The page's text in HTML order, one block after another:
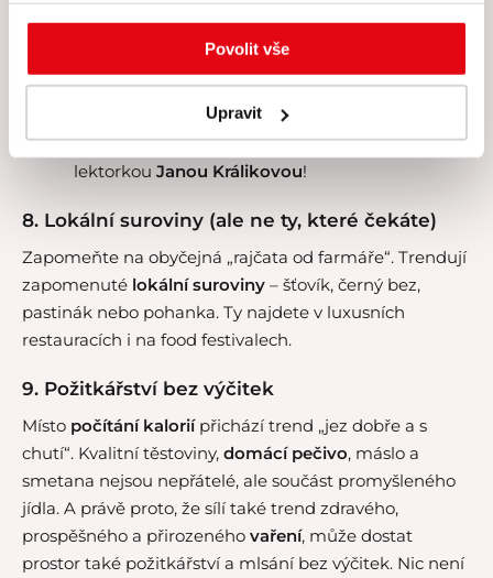
Povolit vše
Upravit
Letos je čas přestat hledat jen přesně vyvážené chutě.
Harmonii střídá chuťová drzost. Vede hořkost, kyselost
Intenzivní chutě zažijete na vlastní kůži
i na našem kurzuAsijská UMAMI v praxis
lektorkouJanou Králikovou!
8. Lokální suroviny (ale ne ty, které čekáte)
Zapomeňte na obyčejná „rajčata od farmáře“. Trendují
zapomenuté lokální suroviny – šťovík, černý bez,
pastinák nebo pohanka. Ty najdete v luxusních
restauracích i na food festivalech.
9. Požitkářství bez výčitek
Místo počítání kaloriípřichází trend „jez dobře a s
chutí“. Kvalitní těstoviny, domácí pečivo, máslo a
smetana nejsou nepřátelé, ale součást promyšleného
jídla. A právě proto, že sílí také trend zdravého,
prospěšného a přirozeného vaření, může dostat
prostor také požitkářství a mlsání bez výčitek. Nic není